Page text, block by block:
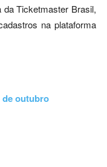
Ticketmaster Brasil,
na plataforma
de outubro